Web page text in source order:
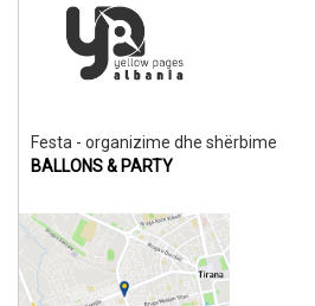
Festa - organizime dhe shërbime
BALLONS & PARTY